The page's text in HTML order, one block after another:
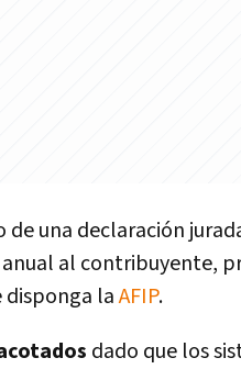
de una declaración
anual al contribuyente,
disponga laAFIP.
dado que los